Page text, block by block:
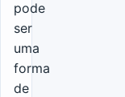
pode
ser
uma
forma
de